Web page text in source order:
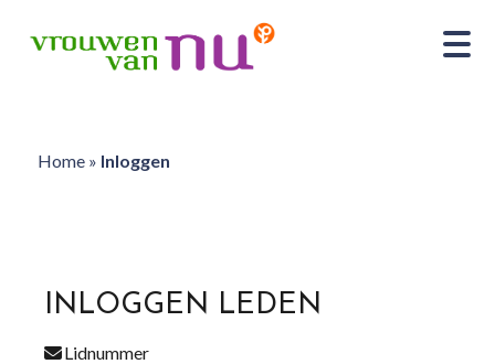
Home» Inloggen
INLOGGEN LEDEN
Lidnummer